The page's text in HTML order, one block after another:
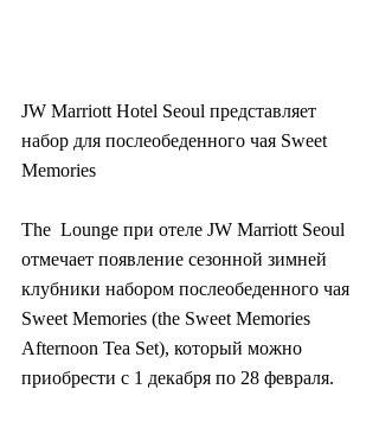
JW Marriott Hotel Seoul представляет
набор для послеобеденного чая Sweet
Memories
The  Lounge при отеле JW Marriott Seoul
отмечает появление сезонной зимней
клубники набором послеобеденного чая
Sweet Memories (the Sweet Memories
Afternoon Tea Set), который можно
приобрести с 1 декабря по 28 февраля.